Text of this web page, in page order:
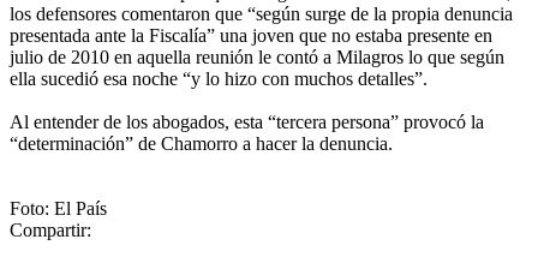
los defensores comentaron que “según surge de la propia denuncia
presentada ante la Fiscalía” una joven que no estaba presente en
julio de 2010 en aquella reunión le contó a Milagros lo que según
ella sucedió esa noche “y lo hizo con muchos detalles”.
Al entender de los abogados, esta “tercera persona” provocó la
“determinación” de Chamorro a hacer la denuncia.
Foto: El País
Compartir: